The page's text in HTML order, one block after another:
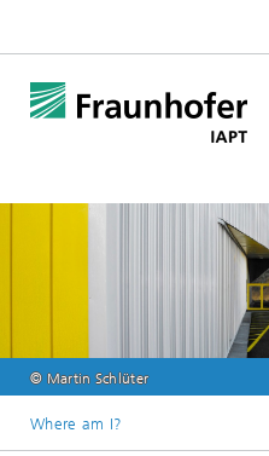
© Martin Schlüter
Where am I?